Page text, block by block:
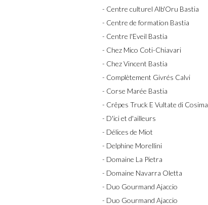
- Centre culturel Alb'Oru Bastia
- Centre de formation Bastia
- Centre l'Eveil Bastia
- Chez Mico Coti-Chiavari
- Chez Vincent Bastia
- Complètement Givrés Calvi
- Corse Marée Bastia
- Crêpes Truck E Vultate di Cosima
- D'ici et d'ailleurs
- Délices de Miot
- Delphine Morellini
- Domaine La Pietra
- Domaine Navarra Oletta
- Duo Gourmand Ajaccio
- Duo Gourmand Ajaccio